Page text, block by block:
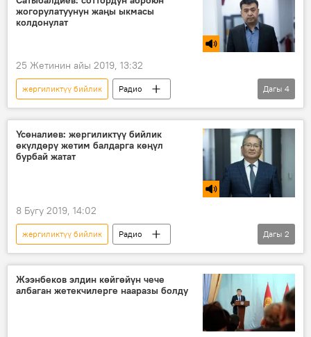
жер
жогорулатуунун жаңы ыкмасы
колдонулат
25 Жетинин айы 2019, 13:32
жергиликтүү бийлик
Радио
Кыргызстан
Саясат
юридикалык жардам
Дагы 4
Үсөналиев: жергиликтүү бийлик
өкүлдөрү жетим балдарга көңүл
бурбай жатат
8 Бугу 2019, 14:02
жергиликтүү бийлик
Радио
Кыргызстан
Коом балдар үйү
Дагы 2
Жээнбеков элдин көйгөйүн чече
албаган жетекчилерге нааразы болду